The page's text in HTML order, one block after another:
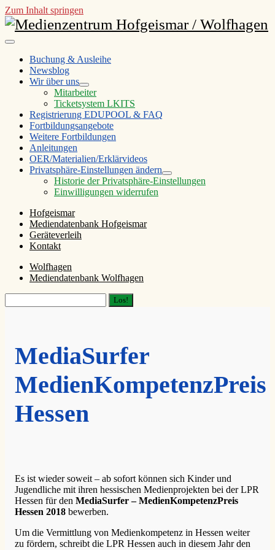
Zum Inhalt springen
Medienzentrum
Hofgeismar
Wolfhagen
open
primary
menu Buchung & Ausleihe
Newsblog
Wir über uns
open
child
menu
Mitarbeiter
Ticketsystem LKITS
Registrierung EDUPOOL & FAQ
Fortbildungsangebote
Weitere Fortbildungen
Anleitungen
OER/Materialien/Erklärvideos
Privatsphäre-Einstellungen ändern
open
child
Historie der Privatsphäre-Einstellungen
Einwilligungen widerrufen
Sidebar
Hofgeismar
Mediendatenbank Hofgeismar
Geräteverleih
Kontakt
Wolfhagen
Mediendatenbank Wolfhagen
MediaSurfer
MedienKompetenzPreis
Hessen
Es ist wieder soweit – ab sofort können sich Kinder und
Jugendliche mit ihren hessischen Medienprojekten bei der LPR
Hessen für den MediaSurfer – MedienKompetenzPreis
Hessen 2018 bewerben.
Um die Vermittlung von Medienkompetenz in Hessen weiter
zu fördern, schreibt die LPR Hessen auch in diesem Jahr den